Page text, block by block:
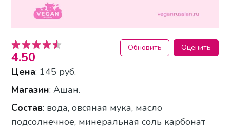
4.50
Обновить Оценить
Цена: 145 руб.
Магазин: Ашан.
Состав: вода, овсяная мука, масло
подсолнечное, минеральная соль карбонат